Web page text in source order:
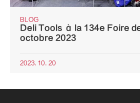
BLOG
Deli Tools à la 134e Foire
octobre 2023
2023. 10. 20